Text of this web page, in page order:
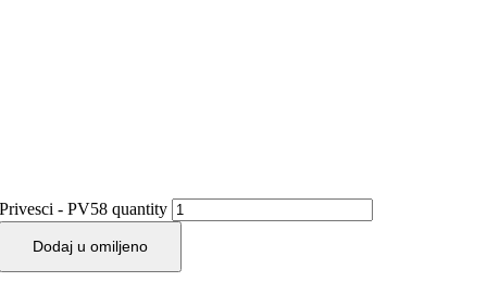
Privesci - PV58 quantity
Dodaj u omiljeno